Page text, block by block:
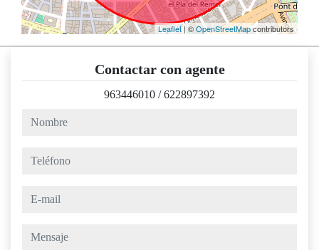
Leaflet| ©OpenStreetMapcontributors
Contactar con agente
963446010 /622897392
nombre
teléfono
e-mail
mensaje